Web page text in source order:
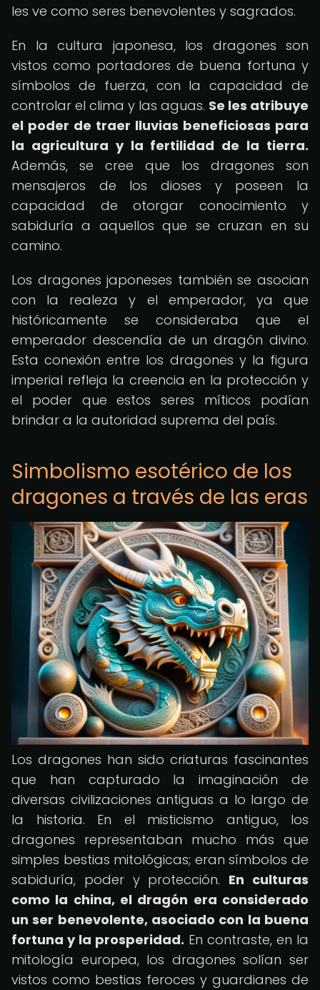
les ve como seres benevolentes y sagrados.
En la cultura japonesa, los dragones son
vistos como portadores de buena fortuna y
símbolos de fuerza, con la capacidad de
controlar el clima y las aguas. Se les atribuye
el poder de traer lluvias beneficiosas para
la agricultura y la fertilidad de la tierra.
Además, se cree que los dragones son
mensajeros de los dioses y poseen la
capacidad de otorgar conocimiento y
sabiduría a aquellos que se cruzan en su
camino.
Los dragones japoneses también se asocian
con la realeza y el emperador, ya que
históricamente se consideraba que el
emperador descendía de un dragón divino.
Esta conexión entre los dragones y la figura
imperial refleja la creencia en la protección y
el poder que estos seres míticos podían
brindar a la autoridad suprema del país.
Simbolismo esotérico de los
dragones a través de las eras
Los dragones han sido criaturas fascinantes
que han capturado la imaginación de
diversas civilizaciones antiguas a lo largo de
la historia. En el misticismo antiguo, los
dragones representaban mucho más que
simples bestias mitológicas; eran símbolos de
sabiduría, poder y protección. En culturas
como la china, el dragón era considerado
un ser benevolente, asociado con la buena
fortuna y la prosperidad. En contraste, en la
mitología europea, los dragones solían ser
vistos como bestias feroces y guardianes de